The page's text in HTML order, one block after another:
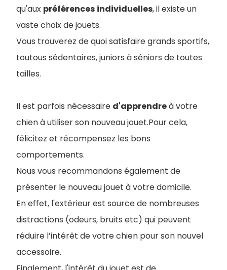
qu'aux préférences individuelles, il existe un
vaste choix de jouets.
Vous trouverez de quoi satisfaire grands sportifs,
toutous sédentaires, juniors à séniors de toutes
tailles.
Il est parfois nécessaire d'apprendreà votre
chien à utiliser son nouveau jouet.Pour cela,
félicitez et récompensez les bons
comportements.
Nous vous recommandons également de
présenter le nouveau jouet à votre domicile.
En effet, l'extérieur est source de nombreuses
distractions (odeurs, bruits etc) qui peuvent
réduire l’intérêt de votre chien pour son nouvel
accessoire.